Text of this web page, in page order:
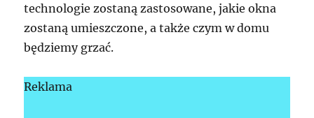
technologie zostaną zastosowane, jakie okna
zostaną umieszczone, a także czym w domu
będziemy grzać.
Reklama